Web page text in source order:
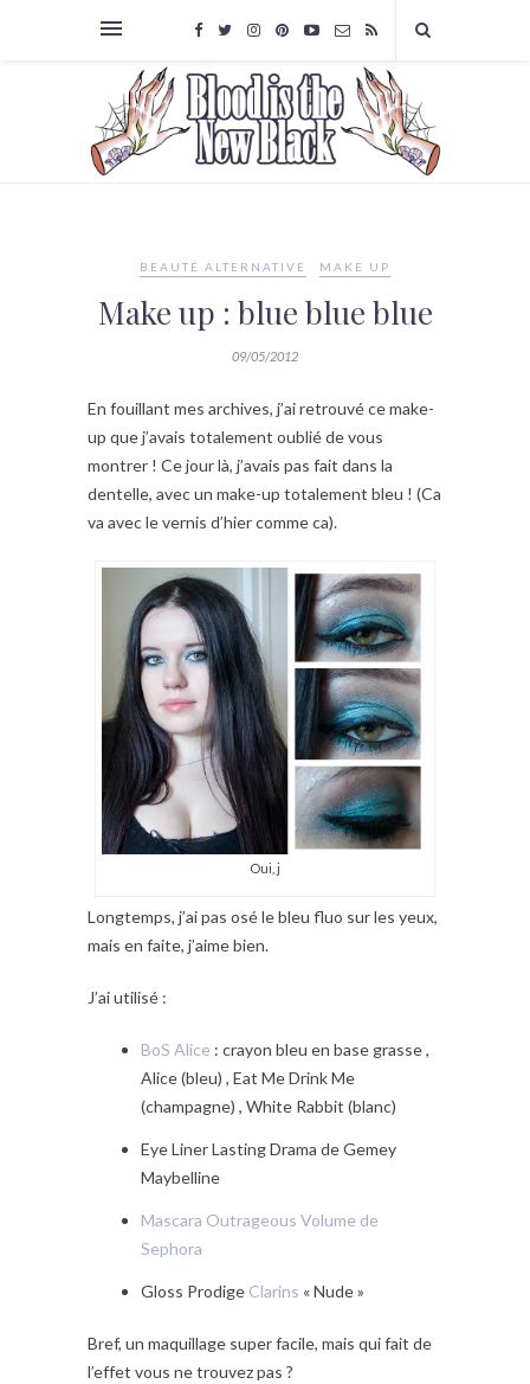
BEAUTÉ ALTERNATIVE MAKE UP
Make up : blue blue blue
09/05/2012
En fouillant mes archives, j’ai retrouvé ce make-
up que j’avais totalement oublié de vous
montrer ! Ce jour là, j’avais pas fait dans la
dentelle, avec un make-up totalement bleu ! (Ca
va avec le vernis d’hier comme ca).
Oui, j
Longtemps, j’ai pas osé le bleu fluo sur les yeux,
mais en faite, j’aime bien.
J’ai utilisé :
BoS Alice : crayon bleu en base grasse ,
Alice (bleu) , Eat Me Drink Me
(champagne) , White Rabbit (blanc)
Eye Liner Lasting Drama de Gemey
Maybelline
Mascara Outrageous Volume de
Sephora
Gloss Prodige Clarins « Nude »
Bref, un maquillage super facile, mais qui fait de
l’effet vous ne trouvez pas ?